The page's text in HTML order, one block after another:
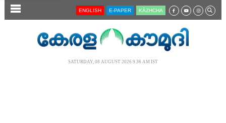
SECTIONS ENGLISH E-PAPER KĀZHCHA
SATURDAY, 08 AUGUST 2026 9.36 AM IST